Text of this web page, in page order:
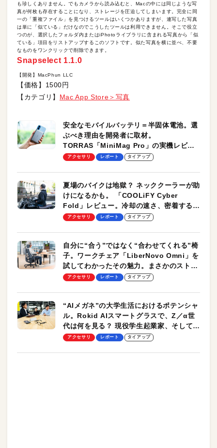
も珍しくありません。でもカメラから読み込むと、Macの中には同じような写
真が何枚も存在することになり、ストレージを圧迫してしまいます。完全に同
一の「重複ファイル」を見つけるツールはいくつかありますが、連写した写真
は単に「似ている」だけなのでこうしたツールは利用できません。そこで役立
つのが、選択したフォルダ内またはiPhotoライブラリに含まれる写真から「似
ている」項目をリストアップするこのソフトです。似た写真を横に並べ、不要
なものをワンクリックで削除できます。
Snapselect 1.1.0
【開発】MacPhun LLC
【価格】1500円
【カテゴリ】 Mac App Store＞写真
安全なモバイルバッテリ＝半固体電池。選
ぶべき理由を開発者に取材。
TORRAS「MiniMag Pro」の実機レビュ
ーも
アクセサリ レポート タイアップ
夏場のバイクは地獄？ ネッククーラーが助
けになるかも。 「COOLiFY Cyber
Fold」レビュー。冷却の速さ、密着する冷
却プレート、シンプルな操作性がグッド！
アクセサリ レポート タイアップ
自分に“合う”ではなく“合わせてくれる”椅
子。ワークチェア「LiberNovo Omni」を
試してわかったその魅力。まさかのストレ
ッチ機能も搭載
アクセサリ レポート タイアップ
“AIメガネ”の大学生活におけるポテンシャ
ル。Rokid AIスマートグラスで、Z／α世
代は何を見る？ 現役学生起業家、そして教
授による体験会レポート【PR】
アクセサリ レポート タイアップ